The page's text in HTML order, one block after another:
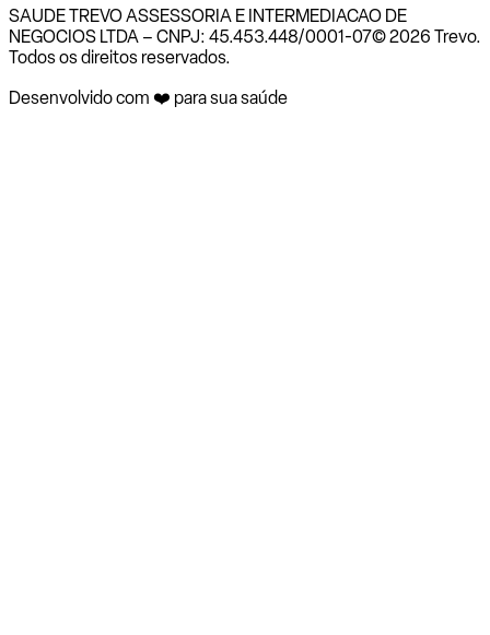
SAUDE TREVO ASSESSORIA E INTERMEDIACAO DE
NEGOCIOS LTDA – CNPJ: 45.453.448/0001-07© 2026 Trevo.
Todos os direitos reservados.
Desenvolvido com ❤️ para sua saúde